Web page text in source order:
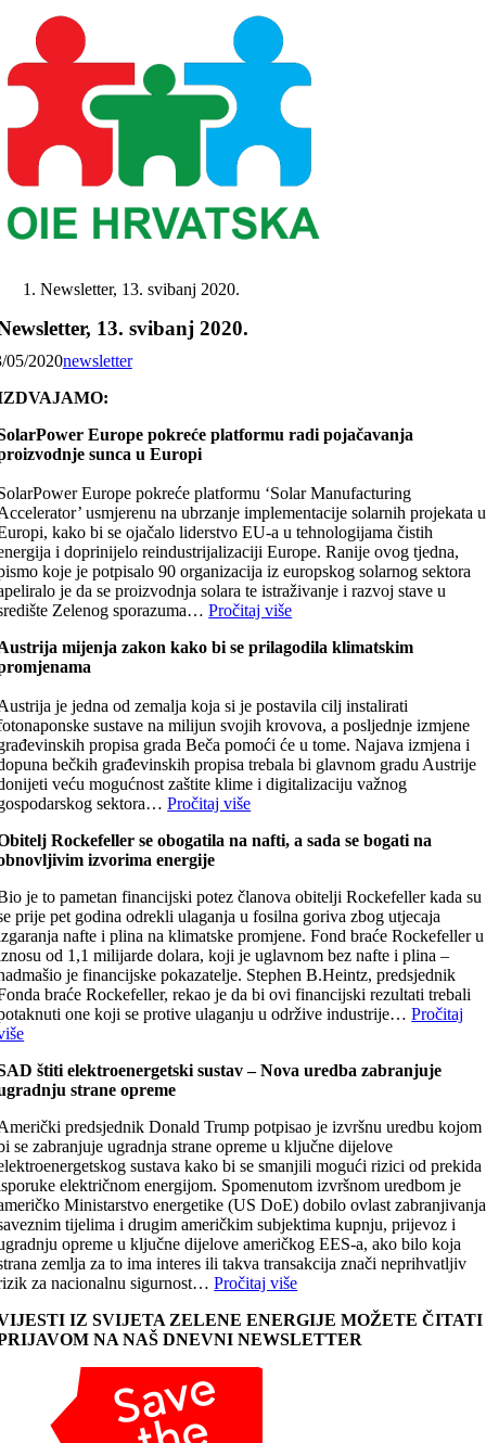
content
Newsletter, 13. svibanj 2020.
13. svibanj 2020.
05/2020newsletter
Europe pokreće platformu radi pojačavanja
sunca u Europi
Europe pokreće platformu ‘Solar Manufacturing
usmjerenu na ubrzanje implementacije solarnih projekata u
kako bi se ojačalo liderstvo EU-a u tehnologijama čistih
i doprinijelo reindustrijalizaciji Europe. Ranije ovog tjedna,
koje je potpisalo 90 organizacija iz europskog solarnog sektora
je da se proizvodnja solara te istraživanje i razvoj stave u
Zelenog sporazuma…Pročitaj više
mijenja zakon kako bi se prilagodila klimatskim
je jedna od zemalja koja si je postavila cilj instalirati
sustave na milijun svojih krovova, a posljednje izmjene
propisa grada Beča pomoći će u tome. Najava izmjena i
bečkih građevinskih propisa trebala bi glavnom gradu Austrije
veću mogućnost zaštite klime i digitalizaciju važnog
sektora…Pročitaj više
Rockefeller se obogatila na nafti, a sada se bogati na
izvorima energije
je to pametan financijski potez članova obitelji Rockefeller kada su
prije pet godina odrekli ulaganja u fosilna goriva zbog utjecaja
nafte i plina na klimatske promjene. Fond braće Rockefeller u
od 1,1 milijarde dolara, koji je uglavnom bez nafte i plina –
je financijske pokazatelje. Stephen B.Heintz, predsjednik
braće Rockefeller, rekao je da bi ovi financijski rezultati trebali
one koji se protive ulaganju u održive industrije…Pročitaj
štiti elektroenergetski sustav – Nova uredba zabranjuje
strane opreme
predsjednik Donald Trump potpisao je izvršnu uredbu kojom
se zabranjuje ugradnja strane opreme u ključne dijelove
sustava kako bi se smanjili mogući rizici od prekida
električnom energijom. Spomenutom izvršnom uredbom je
Ministarstvo energetike (US DoE) dobilo ovlast zabranjivanja
tijelima i drugim američkim subjektima kupnju, prijevoz i
opreme u ključne dijelove američkog EES-a, ako bilo koja
zemlja za to ima interes ili takva transakcija znači neprihvatljiv
za nacionalnu sigurnost…Pročitaj više
IZ SVIJETA ZELENE ENERGIJE MOŽETE ČITATI
NA NAŠ DNEVNI NEWSLETTER